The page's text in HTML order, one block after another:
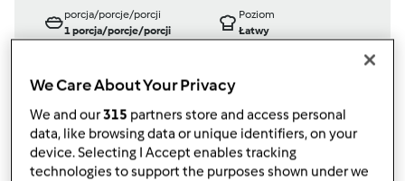
porcja/porcje/porcji
1porcja/porcje/porcji
Poziom
Łatwy
TM 31
przezGość
opublikowany: 02/03/16
zmieniono dnia: 02/03/16
We Care About Your Privacy
We and our315 partners store and access personal
data, like browsing data or unique identifiers, on your
device. Selecting I Accept enables tracking
technologies to support the purposes shown under we